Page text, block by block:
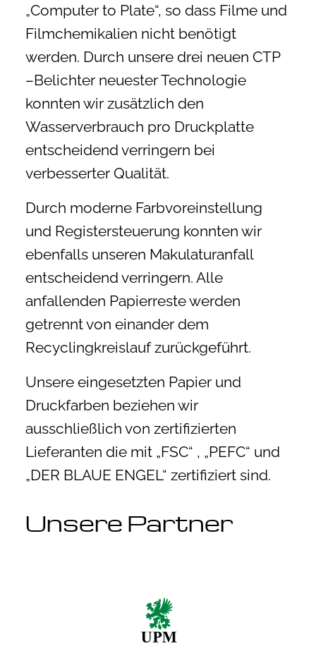
„Computer to Plate“, so dass Filme und
Filmchemikalien nicht benötigt
werden. Durch unsere drei neuen CTP
–Belichter neuester Technologie
konnten wir zusätzlich den
Wasserverbrauch pro Druckplatte
entscheidend verringern bei
verbesserter Qualität.
Durch moderne Farbvoreinstellung
und Registersteuerung konnten wir
ebenfalls unseren Makulaturanfall
entscheidend verringern. Alle
anfallenden Papierreste werden
getrennt von einander dem
Recyclingkreislauf zurückgeführt.
Unsere eingesetzten Papier und
Druckfarben beziehen wir
ausschließlich von zertifizierten
Lieferanten die mit „FSC“ , „PEFC“ und
„DER BLAUE ENGEL“ zertifiziert sind.
Unsere Partner